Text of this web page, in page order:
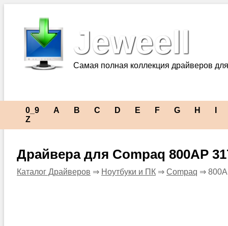
Jeweell
Самая полная коллекция драйверов
0_9 A B C D E F G H
Z
Драйвера для Compaq 800AP
Каталог Драйверов ⇒ Ноутбуки и ПК ⇒ Compaq ⇒